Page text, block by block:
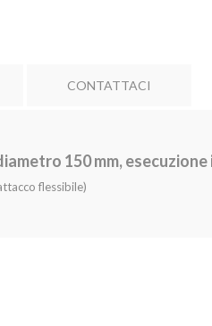
CONTATTACI
150 mm,
flessibile)